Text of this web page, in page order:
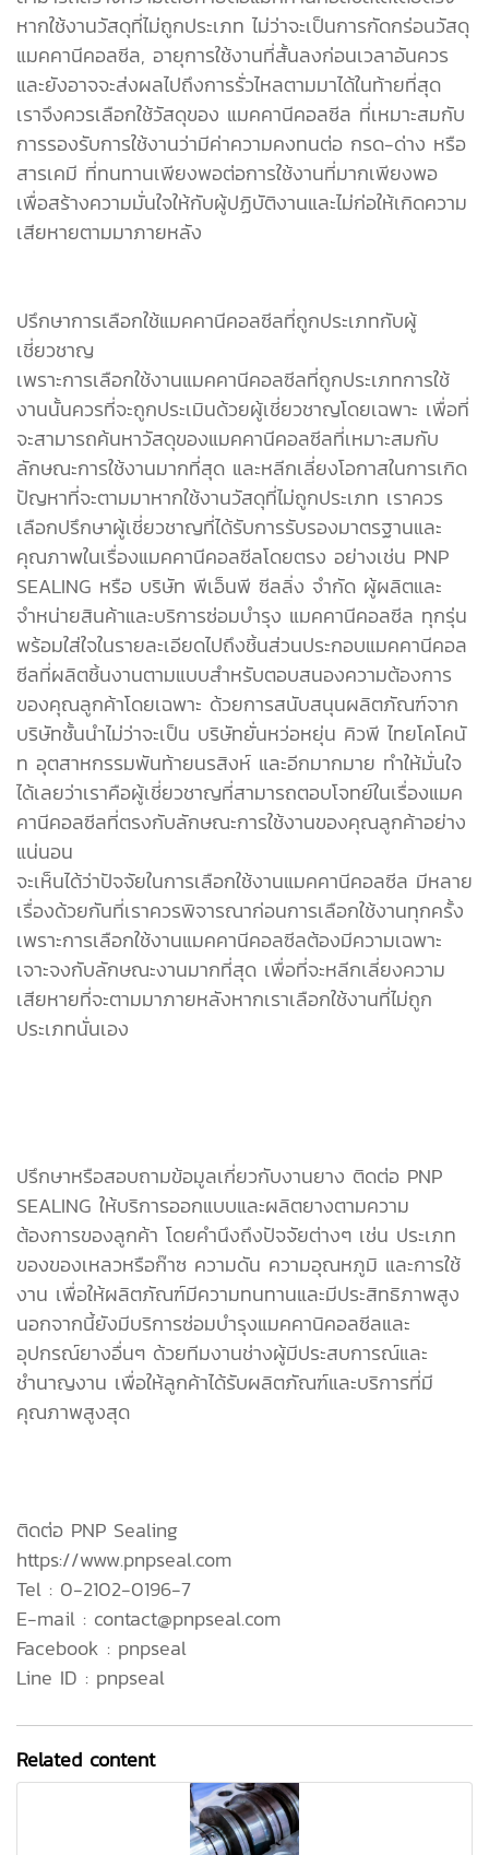
หากใช้งานวัสดุที่ไม่ถูกประเภท ไม่ว่าจะเป็นการกัดกร่อนวัสดุ
แมคคานีคอลซีล, อายุการใช้งานที่สั้นลงก่อนเวลาอันควร
และยังอาจจะส่งผลไปถึงการรั่วไหลตามมาได้ในท้ายที่สุด
เราจึงควรเลือกใช้วัสดุของ แมคคานีคอลซีล ที่เหมาะสมกับ
การรองรับการใช้งานว่ามีค่าความคงทนต่อ กรด-ด่าง หรือ
สารเคมี ที่ทนทานเพียงพอต่อการใช้งานที่มากเพียงพอ
เพื่อสร้างความมั่นใจให้กับผู้ปฏิบัติงานและไม่ก่อให้เกิดความ
เสียหายตามมาภายหลัง
ปรึกษาการเลือกใช้แมคคานีคอลซีลที่ถูกประเภทกับผู้
เชี่ยวชาญ
เพราะการเลือกใช้งานแมคคานีคอลซีลที่ถูกประเภทการใช้
งานนั้นควรที่จะถูกประเมินด้วยผู้เชี่ยวชาญโดยเฉพาะ เพื่อที่
จะสามารถค้นหาวัสดุของแมคคานีคอลซีลที่เหมาะสมกับ
ลักษณะการใช้งานมากที่สุด และหลีกเลี่ยงโอกาสในการเกิด
ปัญหาที่จะตามมาหากใช้งานวัสดุที่ไม่ถูกประเภท เราควร
เลือกปรึกษาผู้เชี่ยวชาญที่ได้รับการรับรองมาตรฐานและ
คุณภาพในเรื่องแมคคานีคอลซีลโดยตรง อย่างเช่น PNP
SEALING หรือ บริษัท พีเอ็นพี ซีลลิ่ง จำกัด ผู้ผลิตและ
จำหน่ายสินค้าและบริการซ่อมบำรุง แมคคานีคอลซีล ทุกรุ่น
พร้อมใส่ใจในรายละเอียดไปถึงชิ้นส่วนประกอบแมคคานีคอล
ซีลที่ผลิตชิ้นงานตามแบบสำหรับตอบสนองความต้องการ
ของคุณลูกค้าโดยเฉพาะ ด้วยการสนับสนุนผลิตภัณฑ์จาก
บริษัทชั้นนำไม่ว่าจะเป็น บริษัทยั่นหว่อหยุ่น คิวพี ไทยโคโคนั
ท อุตสาหกรรมพันท้ายนรสิงห์ และอีกมากมาย ทำให้มั่นใจ
ได้เลยว่าเราคือผู้เชี่ยวชาญที่สามารถตอบโจทย์ในเรื่องแมค
คานีคอลซีลที่ตรงกับลักษณะการใช้งานของคุณลูกค้าอย่าง
แน่นอน
จะเห็นได้ว่าปัจจัยในการเลือกใช้งานแมคคานีคอลซีล มีหลาย
เรื่องด้วยกันที่เราควรพิจารณาก่อนการเลือกใช้งานทุกครั้ง
เพราะการเลือกใช้งานแมคคานีคอลซีลต้องมีความเฉพาะ
เจาะจงกับลักษณะงานมากที่สุด เพื่อที่จะหลีกเลี่ยงความ
เสียหายที่จะตามมาภายหลังหากเราเลือกใช้งานที่ไม่ถูก
ประเภทนั่นเอง
ปรึกษาหรือสอบถามข้อมูลเกี่ยวกับงานยาง ติดต่อ PNP
SEALING ให้บริการออกแบบและผลิตยางตามความ
ต้องการของลูกค้า โดยคำนึงถึงปัจจัยต่างๆ เช่น ประเภท
ของของเหลวหรือก๊าซ ความดัน ความอุณหภูมิ และการใช้
งาน เพื่อให้ผลิตภัณฑ์มีความทนทานและมีประสิทธิภาพสูง
นอกจากนี้ยังมีบริการซ่อมบำรุงแมคคานิคอลซีลและ
อุปกรณ์ยางอื่นๆ ด้วยทีมงานช่างผู้มีประสบการณ์และ
ชำนาญงาน เพื่อให้ลูกค้าได้รับผลิตภัณฑ์และบริการที่มี
คุณภาพสูงสุด
ติดต่อ PNP Sealing
https://www.pnpseal.com
Tel : 0-2102-0196-7
E-mail : contact@pnpseal.com
Facebook : pnpseal
Line ID : pnpseal
Related content